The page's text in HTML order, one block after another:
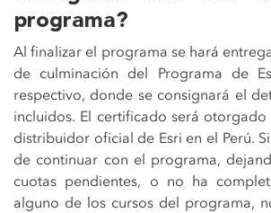
programa?
Al finalizar el programa se hará
de culminación del Programa de
respectivo, donde se consignará el
incluidos. El certificado será otorgado
distribuidor oficial de Esri en el Perú.
de continuar con el programa,
cuotas pendientes, o no ha
alguno de los cursos del programa,